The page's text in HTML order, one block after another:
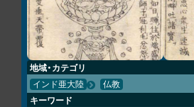
地域・カテゴリ
インド亜大陸 仏教
キーワード